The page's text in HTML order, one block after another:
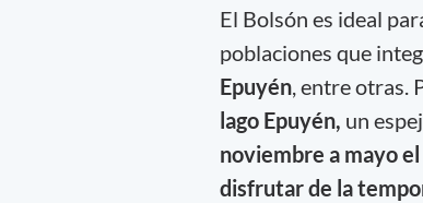
El Bolsón es ideal
poblaciones que
Epuyén, entre otras.
lago Epuyén, un
noviembre a mayo
disfrutar de la